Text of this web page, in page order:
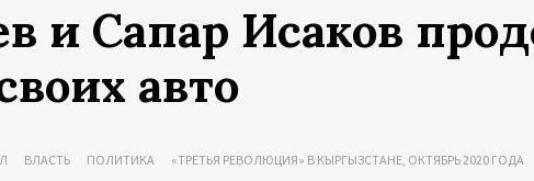
и Сапар Исаков
авто
ВЛАСТЬ ПОЛИТИКА «ТРЕТЬЯ РЕВОЛЮЦИЯ» В КЫРГЫЗСТАНЕ, ОКТЯБРЬ 2020 ГОДА